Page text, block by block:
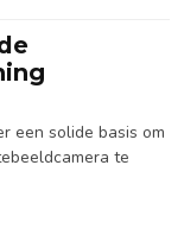
een solide basis om
te